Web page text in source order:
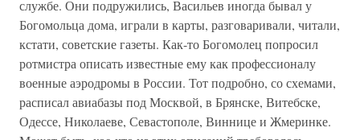
службе. Они подружились, Васильев иногда бывал у
Богомольца дома, играли в карты, разговаривали, читали,
кстати, советские газеты. Как-то Богомолец попросил
ротмистра описать известные ему как профессионалу
военные аэродромы в России. Тот подробно, со схемами,
расписал авиабазы под Москвой, в Брянске, Витебске,
Одессе, Николаеве, Севастополе, Виннице и Жмеринке.